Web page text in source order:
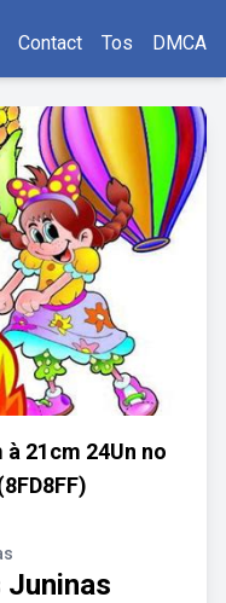
Contact Tos DMCA
21cm 24Un no
Juninas